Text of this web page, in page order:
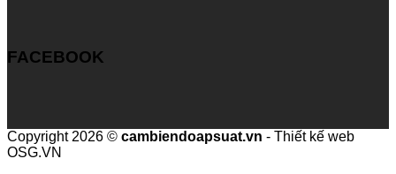
FACEBOOK
Copyright 2026 © cambiendoapsuat.vn - Thiết kế web
OSG.VN